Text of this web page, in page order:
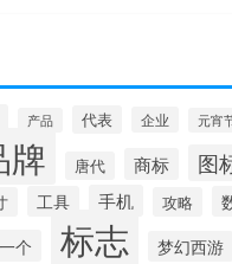
产品 代表 企业 元宵
牌 唐代 商标 图
工具 手机 攻略
个 标志 梦幻西游